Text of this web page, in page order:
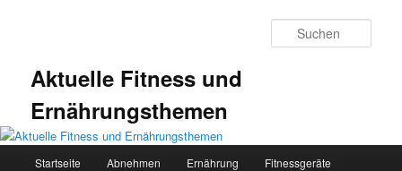
Aktuelle Fitness und
Ernährungsthemen
Startseite Abnehmen Ernährung Fitnessgeräte